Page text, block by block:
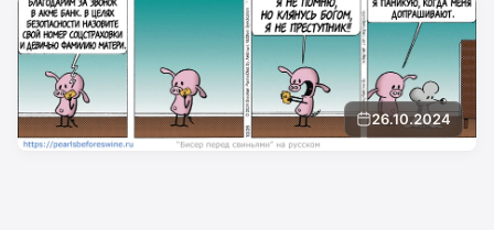
26.10.2024